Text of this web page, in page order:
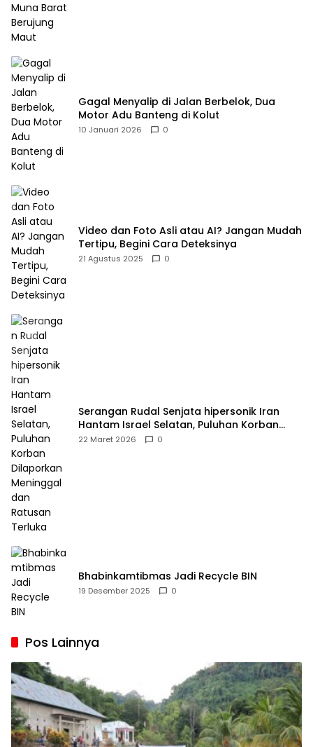
Gagal Menyalip di Jalan Berbelok, Dua
Motor Adu Banteng di Kolut
10 Januari 2026 0
Video dan Foto Asli atau AI? Jangan Mudah
Tertipu, Begini Cara Deteksinya
21 Agustus 2025 0
Serangan Rudal Senjata hipersonik Iran
Hantam Israel Selatan, Puluhan Korban
Dilaporkan Meninggal dan Ratusan Terluka
22 Maret 2026 0
Bhabinkamtibmas Jadi Recycle BIN
19 Desember 2025 0
Pos Lainnya